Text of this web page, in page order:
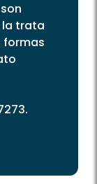
trata
formas